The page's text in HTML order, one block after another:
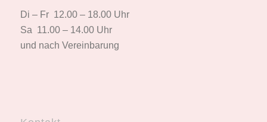
Di – Fr 12.00 – 18.00 Uhr
Sa 11.00 – 14.00 Uhr
und nach Vereinbarung